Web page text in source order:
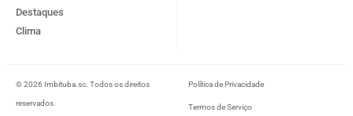
Destaques
Clima
© 2026 Imbituba.sc. Todos os direitos
reservados.
Política de Privacidade
Termos de Serviço